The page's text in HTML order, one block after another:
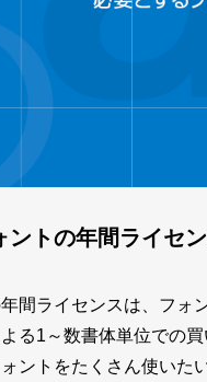
ントの年間ライセ
間ライセンスは、フォ
る1～数書体単位での
ントをたくさん使いた